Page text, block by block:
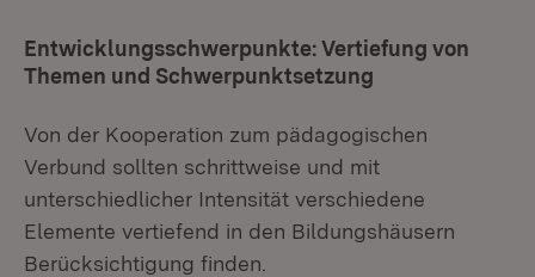
Entwicklungsschwerpunkte: Vertiefung von
Themen und Schwerpunktsetzung
Von der Kooperation zum pädagogischen
Verbund sollten schrittweise und mit
unterschiedlicher Intensität verschiedene
Elemente vertiefend in den Bildungshäusern
Berücksichtigung finden.